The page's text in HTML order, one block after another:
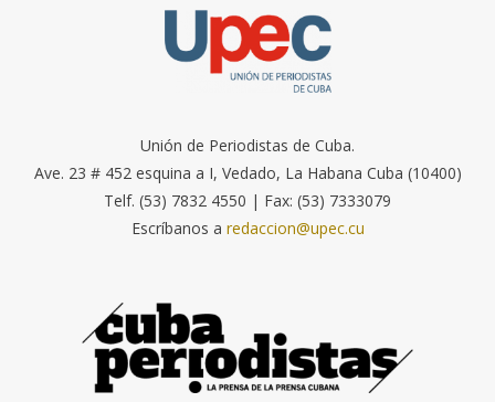
Unión de Periodistas de Cuba.
Ave. 23 # 452 esquina a I, Vedado, La Habana Cuba (10400)
Telf. (53) 7832 4550 | Fax: (53) 7333079
Escríbanos a redaccion@upec.cu